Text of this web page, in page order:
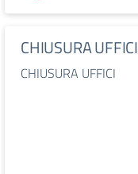
CHIUSURA UFFICI
CHIUSURA UFFICI